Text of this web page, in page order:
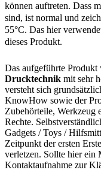
können auftreten. Dass
sind, ist normal und
55°C. Das hier
dieses Produkt.
Das aufgeführte Produkt
Drucktechnik mit sehr
versteht sich
KnowHow sowie der
Zubehörteile, Werkzeug
Rechte.
Gadgets / Toys /
Zeitpunkt der ersten
verletzen. Sollte hier ein
Kontaktaufnahme zur